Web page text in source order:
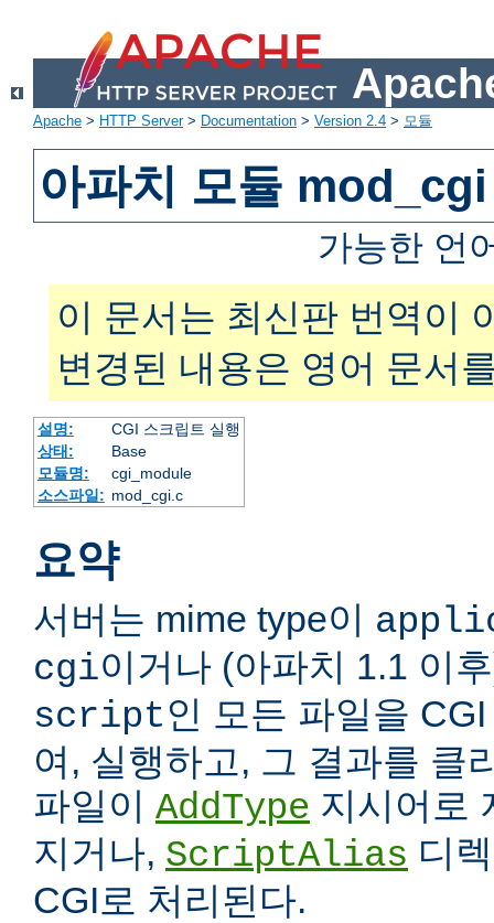
Apache > HTTP Server> Documentation > Version 2.4 > 모듈
아파치 모듈 mod_cgi
가능한 언
이 문서는 최신판 번역이
변경된 내용은 영어 문서
설명:
CGI 스크립트 실행
상태:
Base
모듈명:
cgi_module
소스파일: mod_cgi.c
요약
서버는 mime type이
cgi이거나 (아파치 1.1 이
script인 모든 파일을
여, 실행하고, 그 결과를 클
파일이 AddType 지시어로
지거나, ScriptAlias 디
CGI로 처리된다.